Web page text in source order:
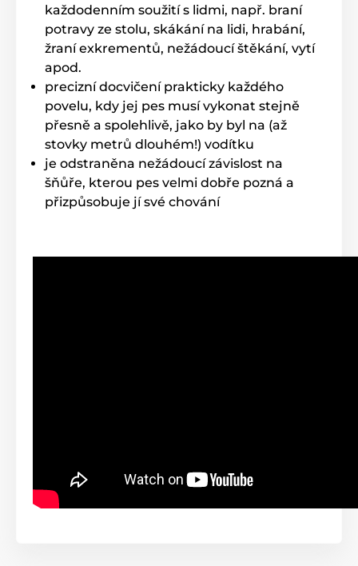
Technické specifikace se mohou změnit bez
výslovného upozornění. Obrázky mají pouze
ilustrativní charakter.
Produkt je zařazen v kategoriích
Výcvikové obojky 301 až 600 metrů
Elektrické Vibrační Zvukové
Ponořitelné Pro malé psy
Pro střední psy
každodenním soužití s lidmi, např. braní
potravy ze stolu, skákání na lidi, hrabání,
žraní exkrementů, nežádoucí štěkání, vytí
apod.
precizní docvičení prakticky každého
povelu, kdy jej pes musí vykonat stejně
přesně a spolehlivě, jako by byl na (až
stovky metrů dlouhém!) vodítku
je odstraněna nežádoucí závislost na
šňůře, kterou pes velmi dobře pozná a
přizpůsobuje jí své chování